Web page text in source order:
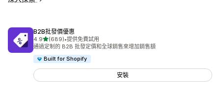
B2B批發價優惠
4.9滿分 5 顆星
(689)
共有 689 則評價
•提供免費試用
通過定制的 B2B 批發定價和全球銷售來增加銷售額
Built for Shopify
安裝